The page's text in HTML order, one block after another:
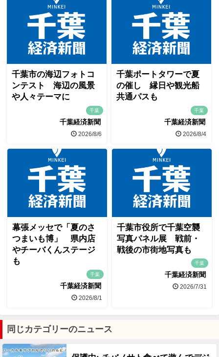
千葉市の海辺フォトコ
ンテスト 海辺の風景
や人々テーマに
千葉
千葉経済新聞
2026/8/6
千葉ポートタワーで夏
の催し 縁日や観光船
共通パスも
千葉
千葉経済新聞
2026/8/4
幕張メッセで「夏のさ
つまいも博」 県内店
やチーバくんステージ
も
千葉
千葉経済新聞
2026/8/1
千葉市役所で千葉空襲
写真パネル展 戦前・
戦後の市街地写真も
千葉
千葉経済新聞
2026/7/31
同じカテゴリーのニュース